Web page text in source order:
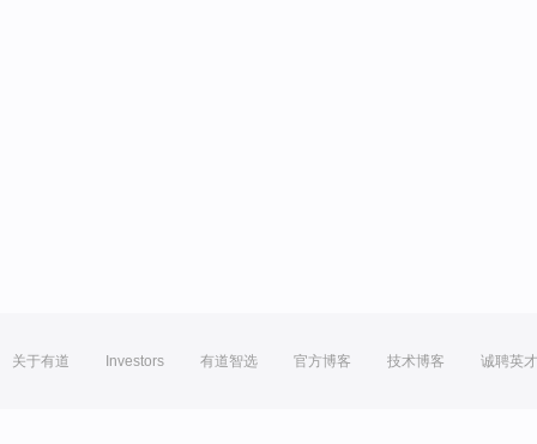
关于有道 Investors 有道智选 官方博客 技术博客 诚聘英才